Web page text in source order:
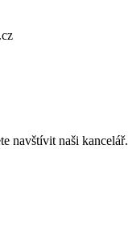
navštívit naši kancelář.